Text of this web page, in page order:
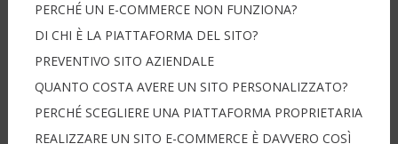
PERCHÉ UN E-COMMERCE NON FUNZIONA?
DI CHI È LA PIATTAFORMA DEL SITO?
PREVENTIVO SITO AZIENDALE
QUANTO COSTA AVERE UN SITO PERSONALIZZATO?
PERCHÉ SCEGLIERE UNA PIATTAFORMA PROPRIETARIA
REALIZZARE UN SITO E-COMMERCE È DAVVERO COSÌ